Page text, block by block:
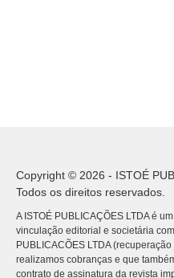
Copyright © 2026 - ISTOÉ
Todos os direitos reservados.
A ISTOÉ PUBLICAÇÕES LTDA é
vinculação editorial e societária
PUBLICACÕES LTDA
realizamos cobranças e que
contrato de assinatura da revista